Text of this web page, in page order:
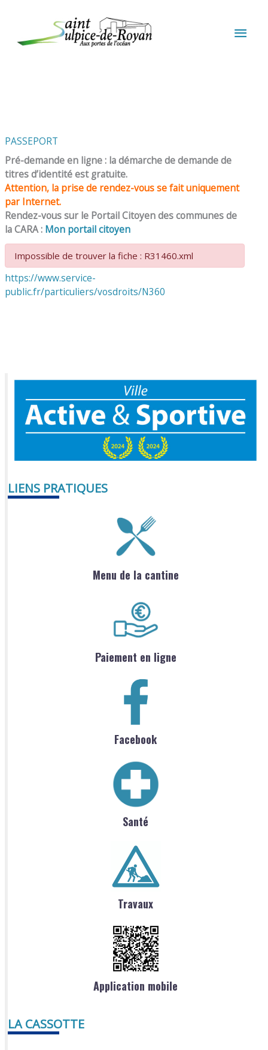
PASSEPORT
Pré-demande en ligne : la démarche de demande de
titres d’identité est gratuite.
Attention, la prise de rendez-vous se fait uniquement
par Internet.
Rendez-vous sur le Portail Citoyen des communes de
la CARA : Mon portail citoyen
Impossible de trouver la fiche : R31460.xml
https://www.service-
public.fr/particuliers/vosdroits/N360
LIENS PRATIQUES
Menu de la cantine
Paiement en ligne
Facebook
Santé
Travaux
Application mobile
LA CASSOTTE